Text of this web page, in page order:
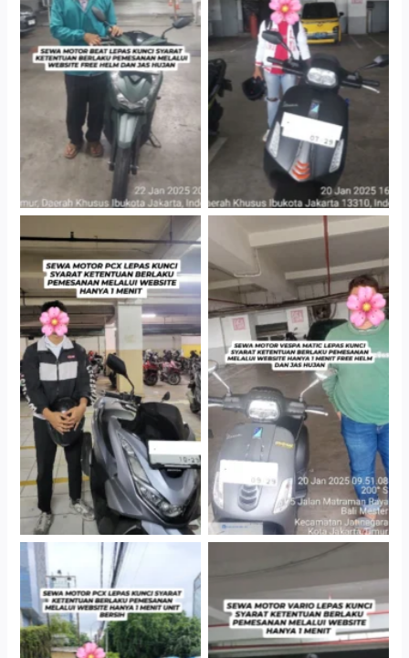
Cityplaza Jatinegara
Gedung Parkir P6A
Cityplaza Jatinegara
Gedung Parkir P6A
Hotel Kartika Chandra,
Jakarta Selatan
Cityplaza Jatinegara
Gedung Parkir P6A